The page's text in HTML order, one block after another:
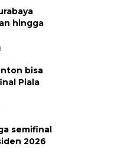
hingga
bisa
Piala
semifinal
2026